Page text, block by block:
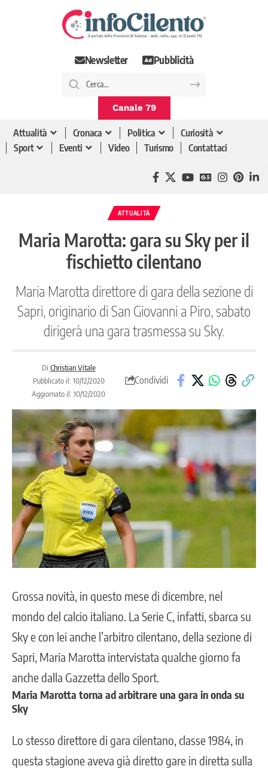
Newsletter Pubblicità
Canale 79
Attualità Cronaca Politica
Curiosità
Sport
Eventi Video Turismo Contattaci
ATTUALITÀ
Maria Marotta: gara su Sky per il
fischietto cilentano
Maria Marotta direttore di gara della sezione di
Sapri, originario di San Giovanni a Piro, sabato
dirigerà una gara trasmessa su Sky.
Di:Christian Vitale
Pubblicato il: 10/12/2020
Aggiornato il: 10/12/2020
Condividi
Grossa novità, in questo mese di dicembre, nel
mondo del calcio italiano. La Serie C, infatti, sbarca su
Sky e con lei anche l’arbitro cilentano, della sezione di
Sapri, Maria Marotta intervistata qualche giorno fa
anche dalla Gazzetta dello Sport.
Maria Marotta torna ad arbitrare una gara in onda su
Sky
Lo stesso direttore di gara cilentano, classe 1984, in
questa stagione aveva già diretto gare in diretta sulla